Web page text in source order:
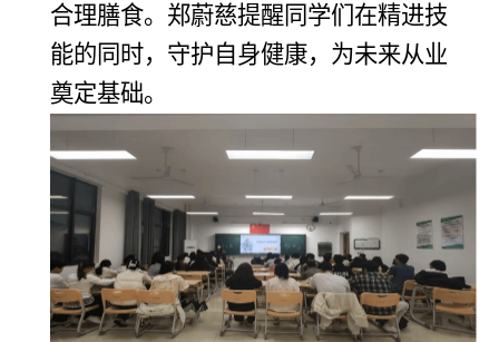
合理膳食。郑蔚慈提醒同学们在精进技
能的同时，守护自身健康，为未来从业
奠定基础。